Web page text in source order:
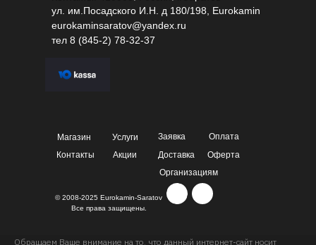
ул. им.Посадского И.Н. д 180/198, Eurokamin
eurokaminsaratov@yandex.ru
тел 8 (845-2) 78-32-37
Магазин
© 2008-2025 Eurokamin-Saratov
Все права защищены.
Услуги Заявка
Оплата
Акции
Контакты Доставка
Оферта
Организациям
Обращаем Ваше внимание на то, что данный интернет-сайт носит